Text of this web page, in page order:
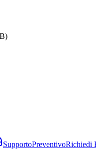
SupportoPreventivoRichiedi